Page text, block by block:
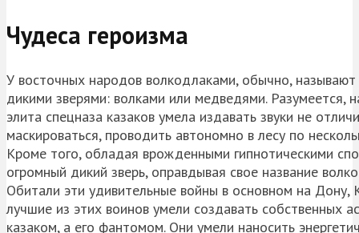
Чудеса героизма
У восточных народов волкодлаками, обычно,
дикими зверями: волками или медведями. Разумеется,
элита спецназа казаков умела издавать звуки не
маскироваться, проводить автономно в лесу по
Кроме того, обладая врожденными гипнотическими
огромный дикий зверь, оправдывая свое название
Обитали эти удивительные войны в основном на
лучшие из этих воинов умели создавать собственных
казаком, а его фантомом. Они умели наносить